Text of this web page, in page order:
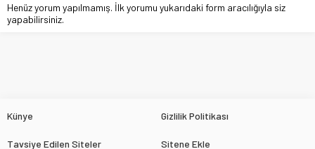
Henüz yorum yapılmamış. İlk yorumu yukarıdaki form aracılığıyla siz
yapabilirsiniz.
Künye Gizlilik Politikası
Tavsiye Edilen Siteler Sitene Ekle